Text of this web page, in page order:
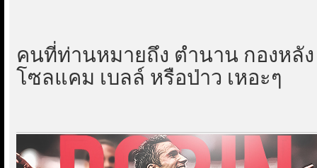
คนที่ท่านหมายถึง ตำนาน กองหลั
โซลแคม เบลล์ หรือป่าว เหอะๆ